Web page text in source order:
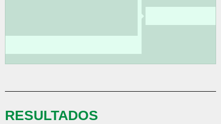
RESULTADOS